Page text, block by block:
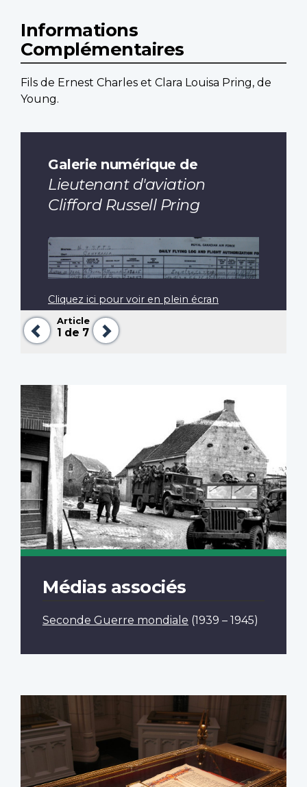
Informations
Complémentaires
Fils de Ernest Charles et Clara Louisa Pring, de
Young.
Précédent
Article
1 de 7
Suivant
Galerie numérique de
Lieutenant d'aviation
Clifford Russell Pring
Cliquez ici pour voir en plein écran
Médias associés
Seconde Guerre mondiale (1939 – 1945)